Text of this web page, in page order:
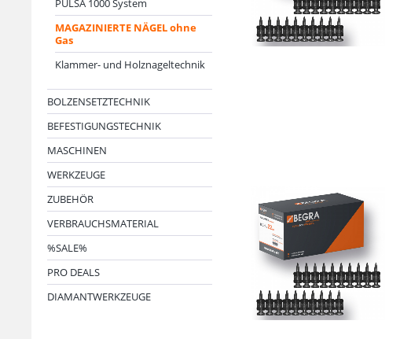
PULSA 1000 System
MAGAZINIERTE NÄGEL ohne
Gas
Klammer- und Holznageltechnik
BOLZENSETZTECHNIK
BEFESTIGUNGSTECHNIK
MASCHINEN
WERKZEUGE
ZUBEHÖR
VERBRAUCHSMATERIAL
%SALE%
PRO DEALS
DIAMANTWERKZEUGE